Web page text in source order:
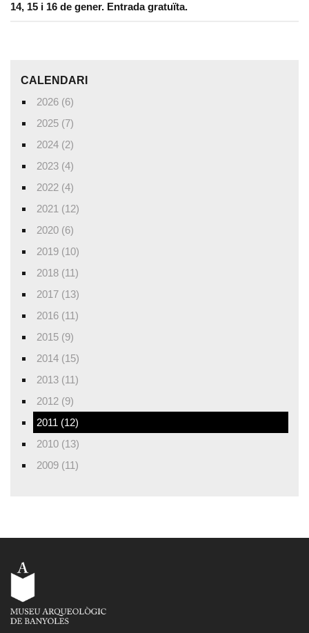
14, 15 i 16 de gener. Entrada gratuïta.
CALENDARI
2026 (6)
2025 (7)
2024 (2)
2023 (4)
2022 (4)
2021 (12)
2020 (6)
2019 (10)
2018 (11)
2017 (13)
2016 (11)
2015 (9)
2014 (15)
2013 (11)
2012 (9)
2011 (12)
2010 (13)
2009 (11)